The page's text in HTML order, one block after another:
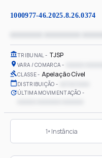
1000977-46.2025.8.26.0374
TRIBUNAL TJSP
VARA / COMARCA
CLASSE Apelação Cível
DISTRIBUIÇÃO
ÚLTIMA MOVIMENTAÇÃO
1ª Instância